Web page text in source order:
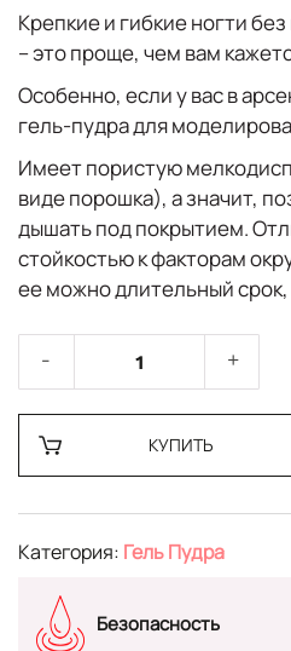
Крепкие и гибкие ногти
– это проще, чем вам
Особенно, если у вас в
гель-пудра для
Имеет пористую
виде порошка), а значит,
дышать под покрытием.
стойкостью к факторам
ее можно длительный
КУПИТЬ
Категория: Гель Пудра
Безопасность